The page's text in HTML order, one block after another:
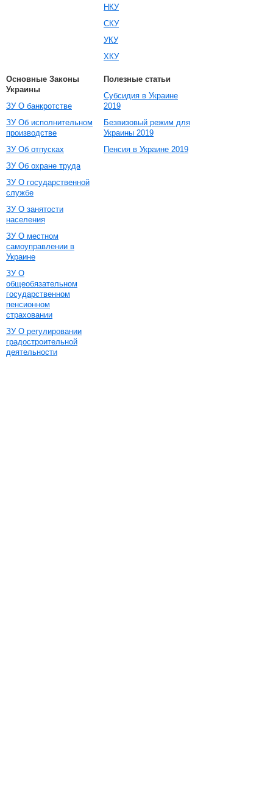
НКУ
СКУ
УКУ
ХКУ
Основные Законы
Украины
ЗУ О банкротстве
ЗУ Об исполнительном
производстве
ЗУ Об отпусках
ЗУ Об охране труда
ЗУ О государственной
службе
ЗУ О занятости
населения
ЗУ О местном
самоуправлении в
Украине
ЗУ О
общеобязательном
государственном
пенсионном
страховании
ЗУ О регулировании
градостроительной
деятельности
Полезные статьи
Субсидия в Украине
2019
Безвизовый режим для
Украины 2019
Пенсия в Украине 2019